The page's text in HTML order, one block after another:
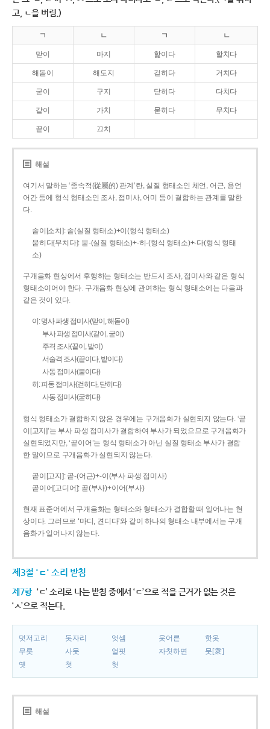
고, ㄴ을 버림.)
ㄱ ㄴ ㄱ ㄴ
맏이 마지 핥이다 할치다
해돋이 해도지 걷히다 거치다
굳이 구지 닫히다 다치다
같이 가치 묻히다 무치다
끝이 끄치
해설
여기서 말하는 ‘종속적(從屬的) 관계’란, 실질 형태소인 체언, 어근, 용언
어간 등에 형식 형태소인 조사, 접미사, 어미 등이 결합하는 관계를 말한
다.
솥이[소치]: 솥(실질 형태소)+이(형식 형태소)
묻히다[무치다]: 묻­-(실질 형태소)+­-히­-(형식 형태소)+-다(형식 형태
소)
구개음화 현상에서 후행하는 형태소는 반드시 조사, 접미사와 같은 형식
형태소이어야 한다. 구개음화 현상에 관여하는 형식 형태소에는 다음과
같은 것이 있다.
이: 명사 파생 접미사(맏이, 해돋이)
부사 파생 접미사(같이, 굳이)
주격 조사(끝이, 밭이)
서술격 조사(끝이다, 밭이다)
사동 접미사(붙이다)
히: 피동 접미사(걷히다, 닫히다)
사동 접미사(굳히다)
형식 형태소가 결합하지 않은 경우에는 구개음화가 실현되지 않는다. ‘곧
이[고지]’는 부사 파생 접미사가 결합하여 부사가 되었으므로 구개음화가
실현되었지만, ‘곧이어’는 형식 형태소가 아닌 실질 형태소 부사가 결합
한 말이므로 구개음화가 실현되지 않는다.
곧이[고지]: 곧-­(어근)+­-이(부사 파생 접미사)
곧이어[고디어]: 곧(부사)+이어(부사)
현재 표준어에서 구개음화는 형태소와 형태소가 결합할 때 일어나는 현
상이다. 그러므로 ‘마디, 견디다’와 같이 하나의 형태소 내부에서는 구개
음화가 일어나지 않는다.
제3절 'ㄷ' 소리 받침
제7항 ‘ㄷ’ 소리로 나는 받침 중에서 ‘ㄷ’으로 적을 근거가 없는 것은
‘ㅅ’으로 적는다.
덧저고리 돗자리 엇셈 웃어른
핫옷
무릇
사뭇 얼핏 자칫하면
뭇[衆]
옛
첫 헛
해설